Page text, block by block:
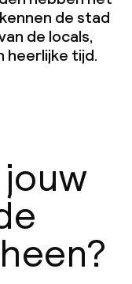
de stad
de locals,
heerlijke tijd.